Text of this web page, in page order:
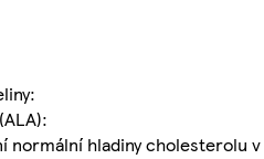
normální hladiny cholesterolu